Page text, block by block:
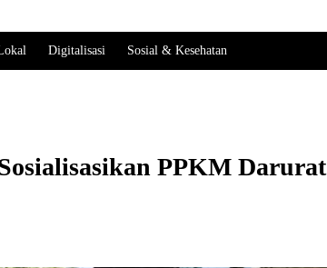
Digitalisasi Sosial & Kesehatan
PPKM Darurat